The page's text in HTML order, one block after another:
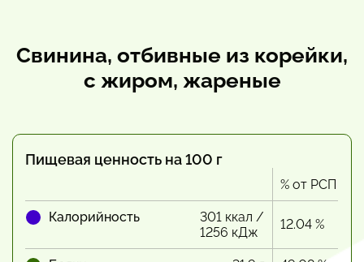
Свинина, отбивные из корейки,
с жиром, жареные
Пищевая ценность на 100 г
% от РСП
Калорийность
301 ккал /
1256 кДж
12.04 %